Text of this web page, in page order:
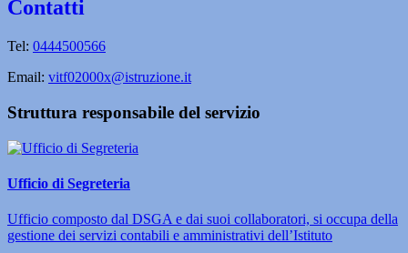
Contatti
Tel: 0444500566
Email: vitf02000x@istruzione.it
Struttura responsabile del servizio
Ufficio di Segreteria
Ufficio composto dal DSGA e dai suoi collaboratori, si occupa della
gestione dei servizi contabili e amministrativi dell’Istituto